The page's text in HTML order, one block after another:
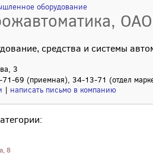
оборудование
ОАО
средства и системы
3
69 (приемная), 34-13-71 (отдел
| написать письмо в компанию
8